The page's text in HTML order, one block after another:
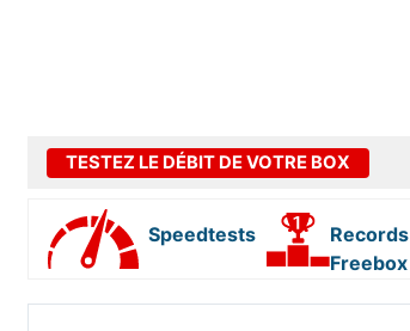
TESTEZ LE DÉBIT DE VOTRE BOX
Speedtests
Records
Freebox